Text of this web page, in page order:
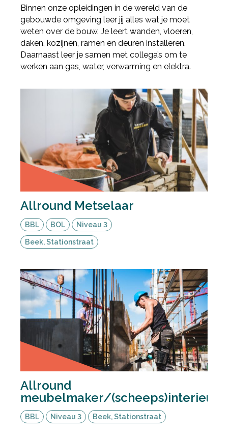
Binnen onze opleidingen in de wereld van de
gebouwde omgeving leer jij alles wat je moet
weten over de bouw. Je leert wanden, vloeren,
daken, kozijnen, ramen en deuren installeren.
Daarnaast leer je samen met collega’s om te
werken aan gas, water, verwarming en elektra.
Allround Metselaar
BBL BOL Niveau 3
Beek, Stationstraat
Allround
meubelmaker/
BBL Niveau 3 Beek, Stationstraat